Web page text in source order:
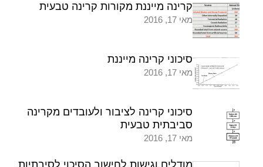
קרינה מייננת מקורות קרינה טבעית
מאי 17, 2016
סיכוני קרינה מייננת
מאי 17, 2016
סיכוני קרינה לציבור ולעובדים מקרינה
סביבתית טבעית
מאי 17, 2016
מודלים וגישות לחישוב הסיכוי לסיבתיות